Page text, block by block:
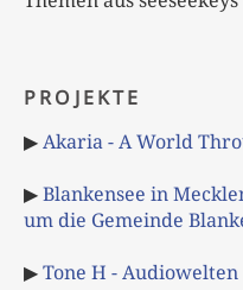
PROJEKTE
▶Akaria - A World
▶Blankensee in
um die Gemeinde
▶Tone H -